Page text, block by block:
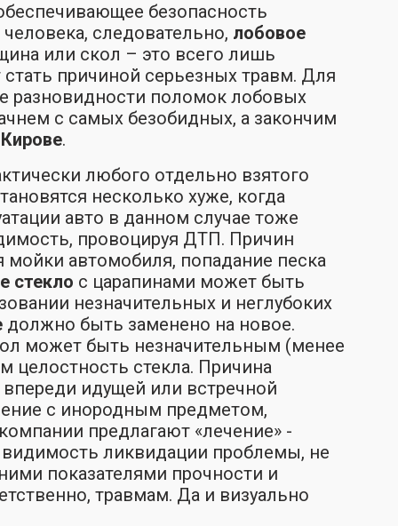
безопасность
следовательно, лобовое
или скол – это всего лишь
причиной серьезных травм. Для
разновидности поломок лобовых
с самых безобидных, а закончим
.
любого отдельно взятого
несколько хуже, когда
авто в данном случае тоже
провоцируя ДТП. Причин
автомобиля, попадание песка
стекло с царапинами может быть
незначительных и неглубоких
должно быть заменено на новое.
может быть незначительным (менее
стекла. Причина
идущей или встречной
с инородным предметом,
предлагают «лечение» -
ликвидации проблемы, не
показателями прочности и
травмам. Да и визуально